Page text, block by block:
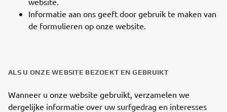
Informatie aan ons geeft door gebruik te maken van
de formulieren op onze website.
ALS U ONZE WEBSITE BEZOEKT EN GEBRUIKT
Wanneer u onze website gebruikt, verzamelen we
dergelijke informatie over uw surfgedrag en interesses